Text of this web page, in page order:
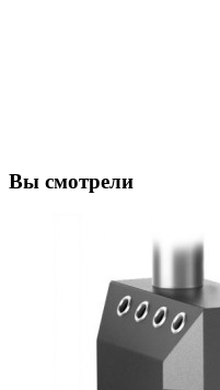
Вы смотрели